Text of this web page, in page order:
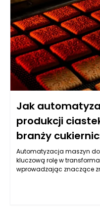
Jak
produkcji
branży
Automatyzacja maszyn
kluczową rolę w
wprowadzając znaczące
dystrybuowane i